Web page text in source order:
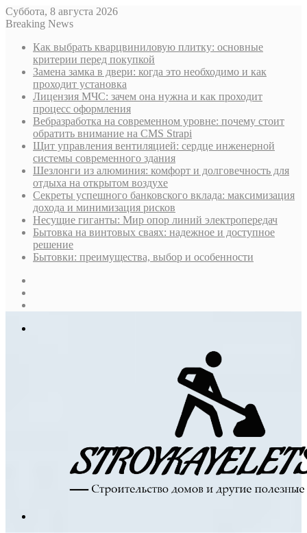
Суббота, 8 августа 2026
Breaking News
Как выбрать кварцвиниловую плитку: основные
критерии перед покупкой
Замена замка в двери: когда это необходимо и как
проходит установка
Лицензия МЧС: зачем она нужна и как проходит
процесс оформления
Вебразработка на современном уровне: почему стоит
обратить внимание на CMS Strapi
Щит управления вентиляцией: сердце инженерной
системы современного здания
Шезлонги из алюминия: комфорт и долговечность для
отдыха на открытом воздухе
Секреты успешного банковского вклада: максимизация
дохода и минимизация рисков
Несущие гиганты: Мир опор линий электропередач
Бытовка на винтовых сваях: надежное и доступное
решение
Бытовки: преимущества, выбор и особенности